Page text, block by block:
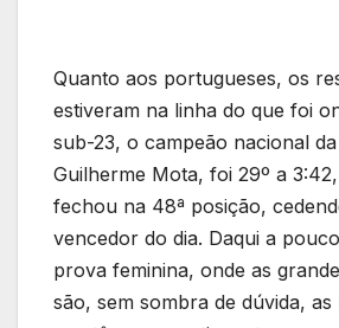
Quanto aos portugueses, os
estiveram na linha do que foi
sub-23, o campeão nacional
Guilherme Mota, foi 29º a
fechou na 48ª posição,
vencedor do dia. Daqui a
prova feminina, onde as
são, sem sombra de dúvida, as